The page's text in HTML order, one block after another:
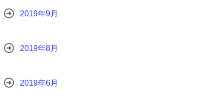
2019年9月
2019年8月
2019年6月